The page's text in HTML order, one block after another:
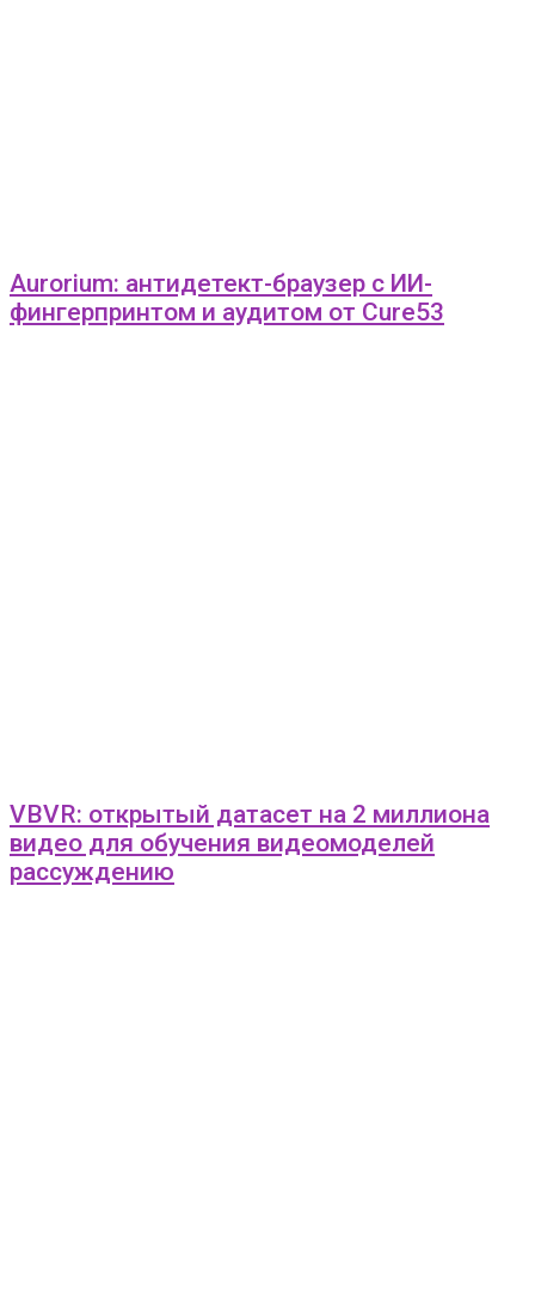
Aurorium: антидетект-браузер с ИИ-
фингерпринтом и аудитом от Cure53
VBVR: открытый датасет на 2 миллиона
видео для обучения видеомоделей
рассуждению